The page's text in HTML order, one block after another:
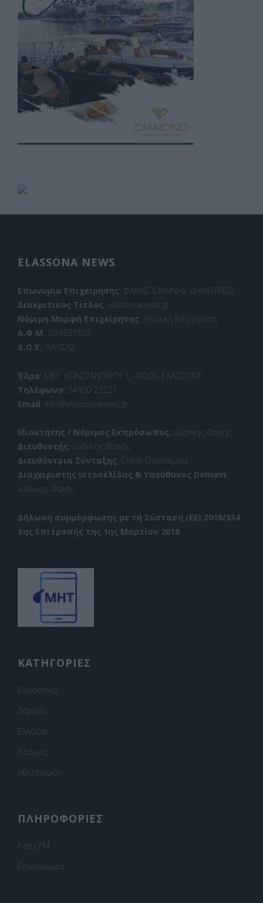
ELASSONA NEWS
Επωνυμία Επιχείρησης: ΦΑΚΗΣ ΙΩΑΝΝΗΣ ΔΗΜΗΤΡΙΟΣ
Διακριτικός Τίτλος: elassonanews.gr
Νόμιμη Μορφή Επιχείρησης: Ατομική Επιχείρηση
Α.Φ.Μ.: 059937628
Δ.Ο.Υ.: ΛΑΡΙΣΑΣ
Έδρα: ΜΕΓ. ΚΩΝΣΤΑΝΤΙΝΟΥ 1, 40200, ΕΛΑΣΣΟΝΑ
Τηλέφωνο: 24930 22221
Email: info@elassonanews.gr
Ιδιοκτήτης / Νόμιμος Εκπρόσωπος: Ιωάννης Φακής
Διευθυντής: Ιωάννης Φακής
Διευθύντρια Σύνταξης: Ελένη Οικονόμου
Διαχειριστής Ιστοσελίδας & Υπεύθυνος Domain:
Ιωάννης Φακής
Δήλωση συμμόρφωσης με τη Σύσταση (ΕΕ) 2018/334
της Επιτροπής της 1ης Μαρτίου 2018
ΚΑΤΗΓΟΡΙΕΣ
Ελασσόνα
Λάρισα
Ελλάδα
Κόσμος
Αθλητισμός
ΠΛΗΡΟΦΟΡΙΕΣ
Party FM
Επικοινωνία